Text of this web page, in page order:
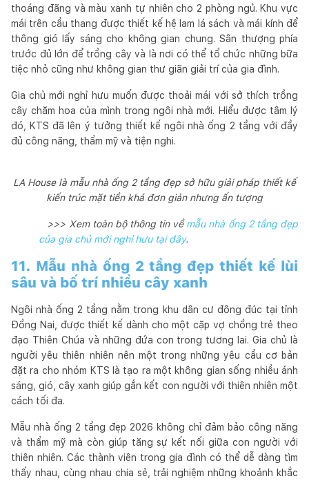
thoáng đãng và màu xanh tự nhiên cho 2 phòng ngủ. Khu vực
mái trên cầu thang được thiết kế hệ lam lá sách và mái kính để
thông gió lấy sáng cho không gian chung. Sân thượng phía
trước đủ lớn để trồng cây và là nơi có thể tổ chức những bữa
tiệc nhỏ cũng như không gian thư giãn giải trí của gia đình.
Gia chủ mới nghỉ hưu muốn được thoải mái với sở thích trồng
cây chăm hoa của mình trong ngôi nhà mới. Hiểu được tâm lý
đó, KTS đã lên ý tưởng thiết kế ngôi nhà ống 2 tầng với đầy
đủ công năng, thẩm mỹ và tiện nghi.
LA House là mẫu nhà ống 2 tầng đẹp sở hữu giải pháp thiết kế
kiến trúc mặt tiền khá đơn giản nhưng ấn tượng
>>> Xem toàn bộ thông tin vềmẫu nhà ống 2 tầng đẹp
của gia chủ mới nghỉ hưu tại đây.
11. Mẫu nhà ống 2 tầng đẹp thiết kế lùi
sâu và bố trí nhiều cây xanh
Ngôi nhà ống 2 tầng nằm trong khu dân cư đông đúc tại tỉnh
Đồng Nai, được thiết kế dành cho một cặp vợ chồng trẻ theo
đạo Thiên Chúa và những đứa con trong tương lai. Gia chủ là
người yêu thiên nhiên nên một trong những yêu cầu cơ bản
đặt ra cho nhóm KTS là tạo ra một không gian sống nhiều ánh
sáng, gió, cây xanh giúp gắn kết con người với thiên nhiên một
cách tối đa.
Mẫu nhà ống 2 tầng đẹp 2026 không chỉ đảm bảo công năng
và thẩm mỹ mà còn giúp tăng sự kết nối giữa con người với
thiên nhiên. Các thành viên trong gia đình có thể dễ dàng tìm
thấy nhau, cùng nhau chia sẻ, trải nghiệm những khoảnh khắc